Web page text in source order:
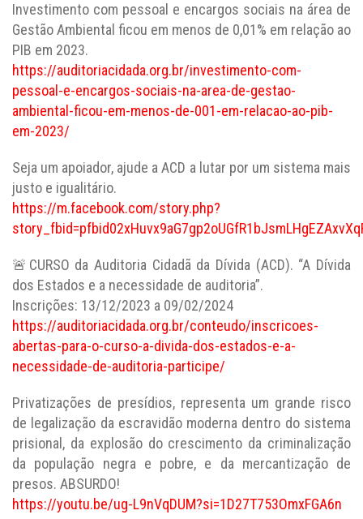
Investimento com pessoal e encargos sociais na área de
Gestão Ambiental ficou em menos de 0,01% em relação ao
PIB em 2023.
https://auditoriacidada.org.br/investimento-com-
pessoal-e-encargos-sociais-na-area-de-gestao-
ambiental-ficou-em-menos-de-001-em-relacao-ao-pib-
em-2023/
Seja um apoiador, ajude a ACD a lutar por um sistema mais
justo e igualitário.
https://m.facebook.com/story.php?
🚨CURSO da Auditoria Cidadã da Dívida (ACD). “A Dívida
dos Estados e a necessidade de auditoria”.
Inscrições: 13/12/2023 a 09/02/2024
https://auditoriacidada.org.br/conteudo/inscricoes-
abertas-para-o-curso-a-divida-dos-estados-e-a-
necessidade-de-auditoria-participe/
Privatizações de presídios, representa um grande risco
de legalização da escravidão moderna dentro do sistema
prisional, da explosão do crescimento da criminalização
da população negra e pobre, e da mercantização de
presos. ABSURDO!
https://youtu.be/ug-L9nVqDUM?si=1D27T753OmxFGA6n